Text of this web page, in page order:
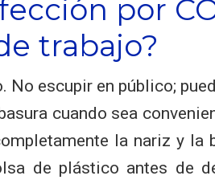
por
trabajo?
No escupir en público;
cuando sea
la nariz y la
de plástico antes de